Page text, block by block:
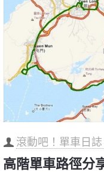
滾動吧！單車日誌
高階單車路徑分